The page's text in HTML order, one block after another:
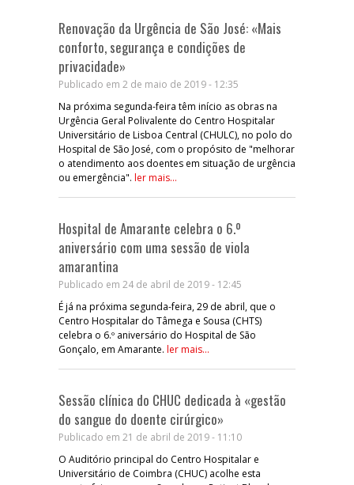
Renovação da Urgência de São José: «Mais
conforto, segurança e condições de
privacidade»
Publicado em 2 de maio de 2019 - 12:35
Na próxima segunda-feira têm início as obras na
Urgência Geral Polivalente do Centro Hospitalar
Universitário de Lisboa Central (CHULC), no polo do
Hospital de São José, com o propósito de "melhorar
o atendimento aos doentes em situação de urgência
ou emergência". ler mais...
Hospital de Amarante celebra o 6.º
aniversário com uma sessão de viola
amarantina
Publicado em 24 de abril de 2019 - 12:45
É já na próxima segunda-feira, 29 de abril, que o
Centro Hospitalar do Tâmega e Sousa (CHTS)
celebra o 6.º aniversário do Hospital de São
Gonçalo, em Amarante. ler mais...
Sessão clínica do CHUC dedicada à «gestão
do sangue do doente cirúrgico»
Publicado em 21 de abril de 2019 - 11:10
O Auditório principal do Centro Hospitalar e
Universitário de Coimbra (CHUC) acolhe esta